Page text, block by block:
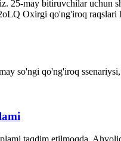
25-may bitiruvchilar
Oxirgi qo'ng'iroq
so'ngi qo'ng'iroq